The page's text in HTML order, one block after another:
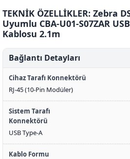
TEKNİK ÖZELLİKLER: Zebra
Uyumlu CBA-U01-S07ZAR
Kablosu 2.1m
Bağlantı Detayları
Cihaz Tarafı Konnektörü
RJ-45 (10-Pin Modüler)
Sistem Tarafı
Konnektörü
USB Type-A
Kablo Formu